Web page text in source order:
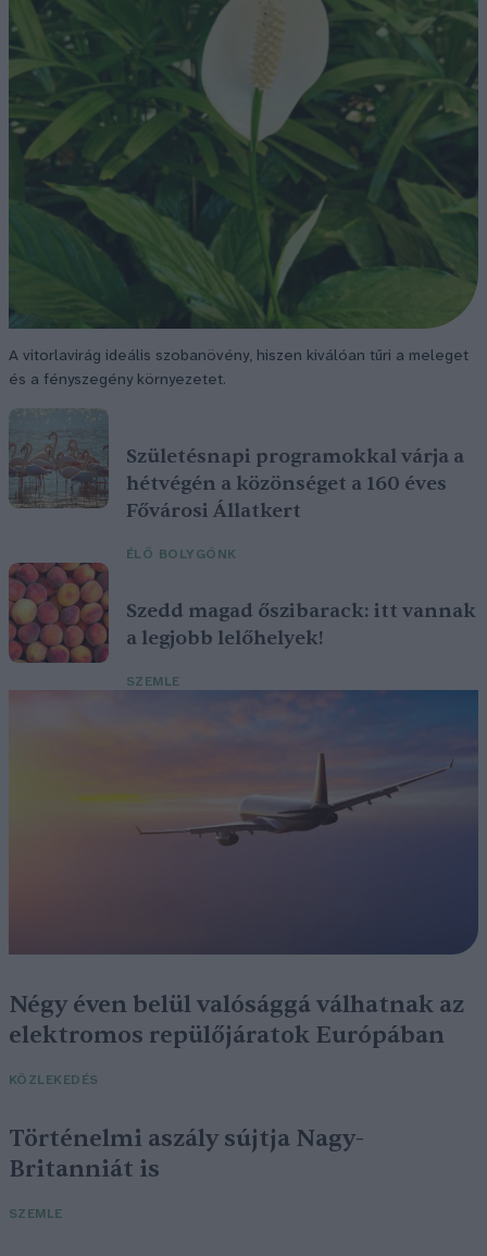
A vitorlavirág ideális szobanövény, hiszen kiválóan tűri a meleget
és a fényszegény környezetet.
Születésnapi programokkal várja a
hétvégén a közönséget a 160 éves
Fővárosi Állatkert
ÉLŐ BOLYGÓNK
Szedd magad őszibarack: itt vannak
a legjobb lelőhelyek!
SZEMLE
Négy éven belül valósággá válhatnak az
elektromos repülőjáratok Európában
KÖZLEKEDÉS
Történelmi aszály sújtja Nagy-
Britanniát is
SZEMLE